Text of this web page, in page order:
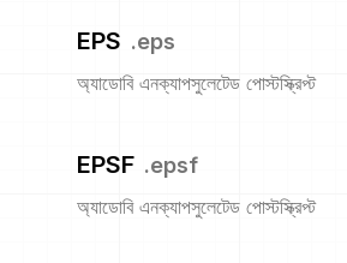
EPS .eps
অ্যাডোবি এনক্যাপসুলেটেড পোস্টস্ক্রিপ্ট
EPSF .epsf
অ্যাডোবি এনক্যাপসুলেটেড পোস্টস্ক্রিপ্ট